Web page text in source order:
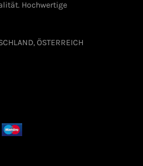
Hochwertige
ÖSTERREICH